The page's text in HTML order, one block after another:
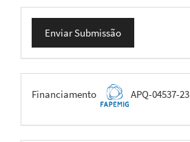
Enviar
Submissão
Enviar Submissão
FAPEMIG
Financiamento APQ-04537-23